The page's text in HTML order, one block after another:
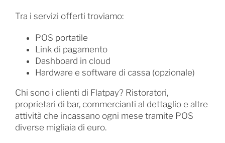
Tra i servizi offerti troviamo:
POS portatile
Link di pagamento
Dashboard in cloud
Hardware e software di cassa (opzionale)
Chi sono i clienti di Flatpay? Ristoratori,
proprietari di bar, commercianti al dettaglio e altre
attività che incassano ogni mese tramite POS
diverse migliaia di euro.